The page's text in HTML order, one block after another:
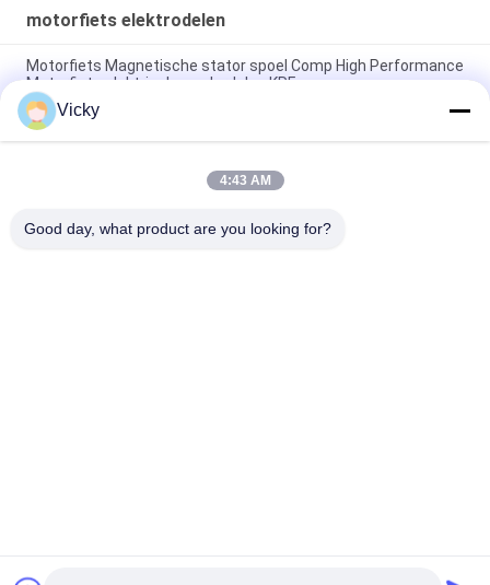
motorfiets elektrodelen
Motorfiets Magnetische stator spoel Comp High Performance
Motorfiets elektrische onderdelen KRF
Elektrische motorfiets relais connector Kriss 100 voor B2B
kopers Goede prestaties Mannelijke 6.3mm
Elektrische schakelaar relais voor NOUVO mannelijke
Vicky
4:43 AM
Good day, what product are you looking for?